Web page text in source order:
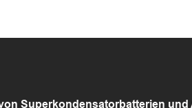
Superkondensatorbatterien